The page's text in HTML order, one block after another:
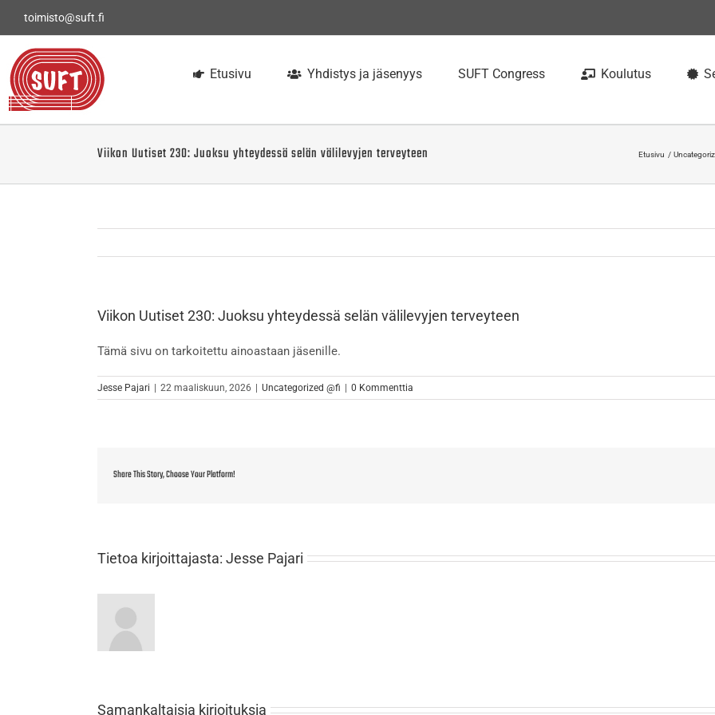
toimisto@suft.fi
Etusivu Yhdistys ja jäsenyys SUFT Congress Koulutus
Viikon Uutiset 230: Juoksu yhteydessä selän välilevyjen terveyteen Etusivu
Viikon Uutiset 230: Juoksu yhteydessä selän välilevyjen terveyteen
Tämä sivu on tarkoitettu ainoastaan jäsenille.
Jesse Pajari | 22 maaliskuun, 2026 | Uncategorized @fi | 0 Kommenttia
Share This Story, Choose Your Platform!
Tietoa kirjoittajasta: Jesse Pajari
Samankaltaisia kirjoituksia